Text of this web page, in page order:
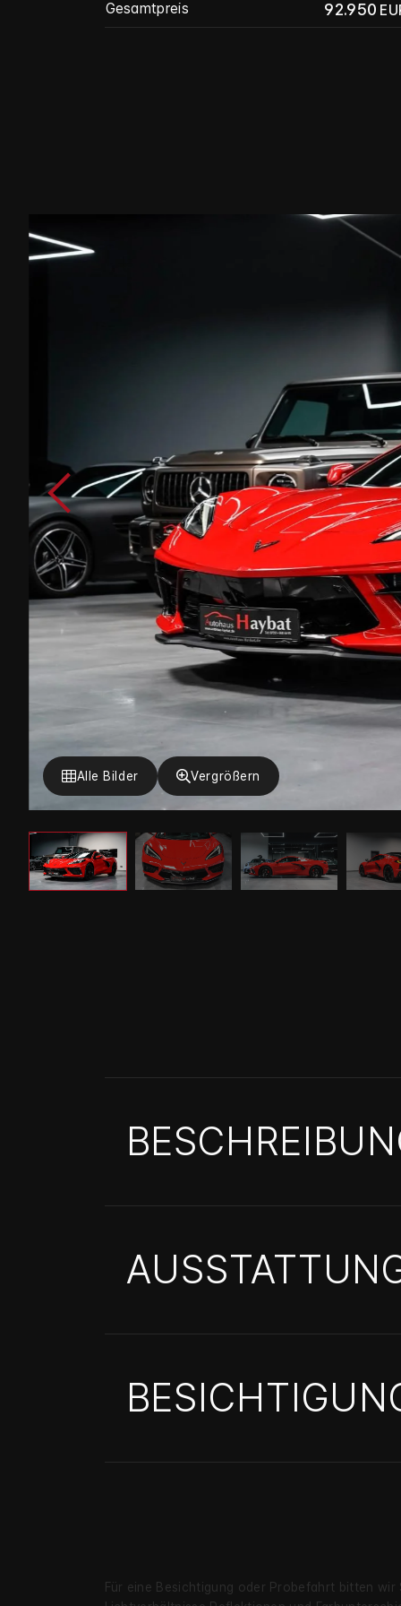
Gesamtpreis 92.950
Alle Bilder Vergrößern
Für eine Besichtigung oder Probe­fahrt bitten